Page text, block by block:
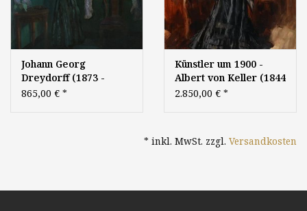
Johann Georg
Dreydorff (1873 -
1935) » Öl-Gemälde
865,00 € *
Künstler um 1900 -
Albert von Keller (1844
- 1922) zugeschr. » Öl-
Münchner Malerschule
2.850,00 € *
* inkl. MwSt. zzgl. Versandkosten